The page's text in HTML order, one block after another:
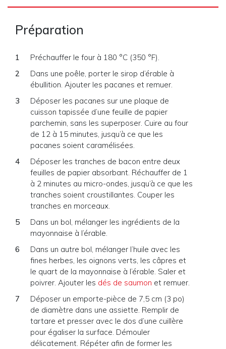
Préparation
Préchauffer le four à 180 °C (350 °F).
Dans une poêle, porter le sirop d’érable à
ébullition. Ajouter les pacanes et remuer.
Déposer les pacanes sur une plaque de
cuisson tapissée d’une feuille de papier
parchemin, sans les superposer. Cuire au four
de 12 à 15 minutes, jusqu’à ce que les
pacanes soient caramélisées.
Déposer les tranches de bacon entre deux
feuilles de papier absorbant. Réchauffer de 1
à 2 minutes au micro-ondes, jusqu’à ce que les
tranches soient croustillantes. Couper les
tranches en morceaux.
Dans un bol, mélanger les ingrédients de la
mayonnaise à l’érable.
Dans un autre bol, mélanger l’huile avec les
fines herbes, les oignons verts, les câpres et
le quart de la mayonnaise à l’érable. Saler et
poivrer. Ajouter les dés de saumon et remuer.
Déposer un emporte-pièce de 7,5 cm (3 po)
de diamètre dans une assiette. Remplir de
tartare et presser avec le dos d’une cuillère
pour égaliser la surface. Démouler
délicatement. Répéter afin de former les